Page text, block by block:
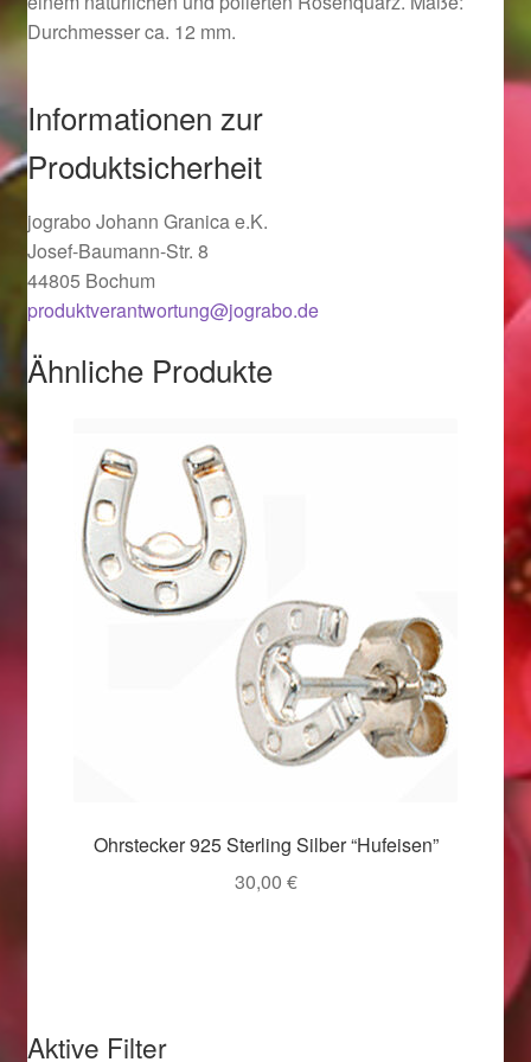
Ostergeschenke finden für Ostern 2019
Ostergeschenke finden für Ostern 2021
Ostergeschenke finden für Ostern 2022
Partner
Shop
Startseite
Valentinstag
Valentinstag 2016
Weihnachtsangebote 2015
Weihnachtsangebote 2018
Durchmesser ca. 12 mm.
Informationen zur
Produktsicherheit
jograbo Johann Granica e.K.
Josef-Baumann-Str. 8
44805 Bochum
produktverantwortung@jograbo.de
Ähnliche Produkte
Ohrstecker 925 Sterling Silber “Hufeisen”
30,00 €
Aktive Filter